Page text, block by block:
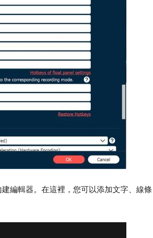
編輯器。在這裡，您可以添加文字、線